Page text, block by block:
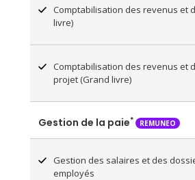
Comptabilisation des revenus et
livre)
Comptabilisation des revenus et
projet (Grand livre)
Gestion de la paie* REMUNEO
Gestion des salaires et des
employés